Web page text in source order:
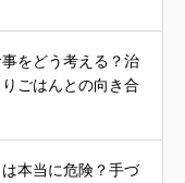
をどう考える？治
ごはんとの向き合
は本当に危険？手づ